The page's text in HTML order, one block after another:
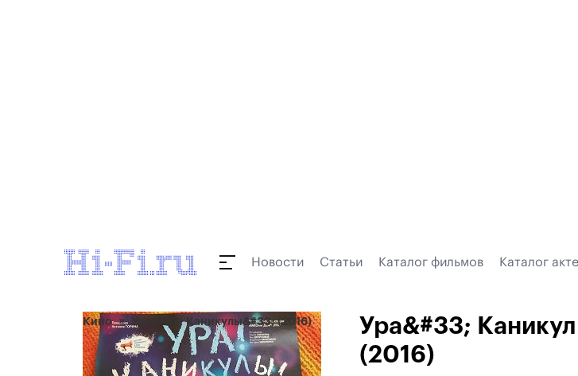
Новости Статьи Каталог фильмов Каталог
Кино Ура&#33; Каникулы&#33; (2016)
Ура&#33;
(2016)